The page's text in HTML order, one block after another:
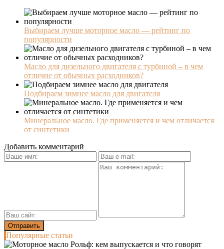
Выбираем лучше моторное масло — рейтинг по
популярности
Масло для дизельного двигателя с турбиной – в чем
отличие от обычных расходников?
Подбираем зимнее масло для двигателя
Минеральное масло. Где применяется и чем отличается
от синтетики
Добавить комментарий
Популярные статьи